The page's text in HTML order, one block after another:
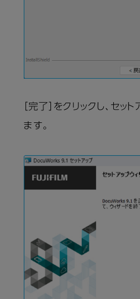
［完了］をクリックし、セッ
ます。